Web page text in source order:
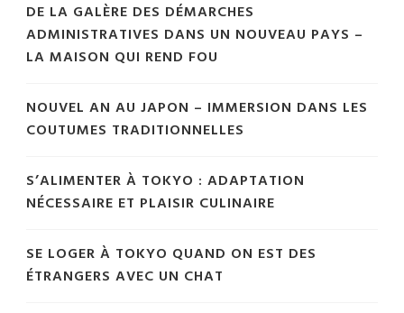
DE LA GALÈRE DES DÉMARCHES
ADMINISTRATIVES DANS UN NOUVEAU PAYS –
LA MAISON QUI REND FOU
NOUVEL AN AU JAPON – IMMERSION DANS LES
COUTUMES TRADITIONNELLES
S’ALIMENTER À TOKYO : ADAPTATION
NÉCESSAIRE ET PLAISIR CULINAIRE
SE LOGER À TOKYO QUAND ON EST DES
ÉTRANGERS AVEC UN CHAT